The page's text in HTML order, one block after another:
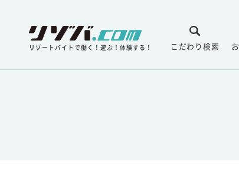
リゾートバイトで働く！遊ぶ！体験する！ こだわり検索